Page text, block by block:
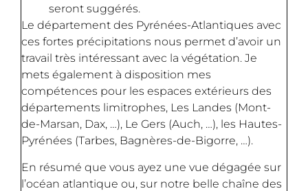
seront suggérés.
Le département des Pyrénées-Atlantiques avec
ces fortes précipitations nous permet d’avoir un
travail très intéressant avec la végétation. Je
mets également à disposition mes
compétences pour les espaces extérieurs des
départements limitrophes, Les Landes (Mont-
de-Marsan, Dax, …), Le Gers (Auch, …), les Hautes-
Pyrénées (Tarbes, Bagnères-de-Bigorre, …).
En résumé que vous ayez une vue dégagée sur
l’océan atlantique ou, sur notre belle chaîne des